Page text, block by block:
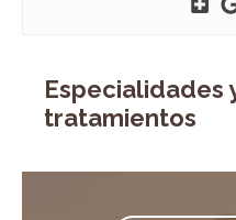
Especialidades
tratamientos